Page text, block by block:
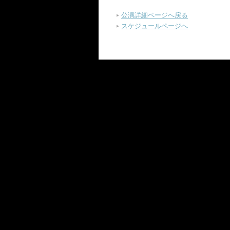
公演詳細ページへ戻る
スケジュールページへ